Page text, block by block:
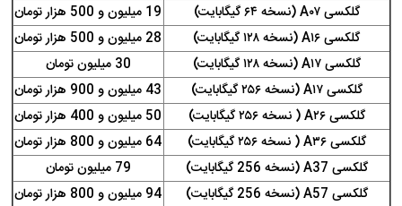
گلکسی A۰۷ (نسخه ۶۴ گیگابایت)
19 میلیون و 500 هزار تومان
گلکسی A۱۶ (نسخه ۱۲۸ گیگابایت)
28 میلیون و 500 هزار تومان
گلکسی A۱۷ (نسخه ۱۲۸ گیگابایت)
30 میلیون تومان
گلکسی A۱۷ (نسخه ۲۵۶ گیگابایت)
43 میلیون و 900 هزار تومان
گلکسی A۲۶ ( نسخه ۲۵۶ گیگابایت)
50 میلیون و 400 هزار تومان
گلکسی A۳۶ ( نسخه ۲۵۶ گیگابایت)
64 میلیون و 800 هزار تومان
گلکسی A37 (نسخه 256 گیگابایت)
79 میلیون تومان
گلکسی A57 (نسخه 256 گیگابایت)
94 میلیون و 800 هزار تومان